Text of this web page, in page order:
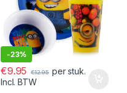
-23%
€9.95 €12.95 per stuk.
Incl. BTW